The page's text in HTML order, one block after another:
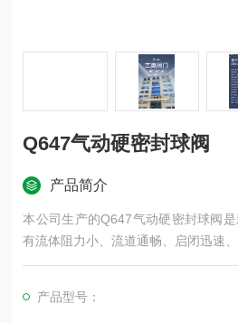
Q647气动硬密封球阀
产品简介
本公司生产的Q647气动硬密封球阀
有流体阻力小、流道通畅、启闭迅速
产品型号：